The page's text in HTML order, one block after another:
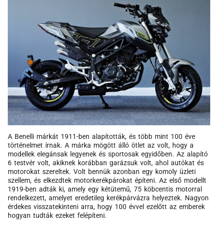
A Benelli márkát 1911-ben alapították, és több mint 100 éve
történelmet írnak. A márka mögött álló ötlet az volt, hogy a
modellek elegánsak legyenek és sportosak egyidőben. Az alapító
6 testvér volt, akiknek korábban garázsuk volt, ahol autókat és
motorokat szereltek. Volt bennük azonban egy komoly üzleti
szellem, és elkezdtek motorkerékpárokat építeni. Az első modellt
1919-ben adták ki, amely egy kétütemű, 75 köbcentis motorral
rendelkezett, amelyet eredetileg kerékpárvázra helyeztek. Nagyon
érdekes visszatekinteni arra, hogy 100 évvel ezelőtt az emberek
hogyan tudták ezeket felépíteni.